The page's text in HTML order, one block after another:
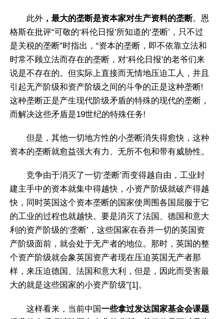
此外 ，最大的垄断是资本家对生产资料的垄断。恩
格斯在批评“可敬的‘科伦日报’所知道的‘垄断’，只不过
是关税的垄断”时指出，“资本的垄断，即不依靠立法和
时常不顾立法而存在的垄断，对‘科伦日报’的老爷们来
说是不存在的。但实际上直接而无情地压迫工人，并且
引起无产阶级和资产阶级之间的斗争的正是这种垄断!
这种垄断正是产生现代阶级矛盾的特殊的现代的垄断，
而解决这些矛盾是19世纪的特殊任务!
但是，其他一切地方性的小垄断消失得愈快，这种
资本的垄断就愈益强大有力、无所不包和带有威胁性。
竞争由于消灭了一切‘垄断’而变得越自由，工业封
建主手中的资本就集中得越快，小资产阶级就破产得越
快，同时英国这个资本垄断的国家使周围各国屈服于它
的工业的过程也就越快。要是消灭了法国、德国和意大
利的资产阶级的‘垄断’，这些国家在吞并一切的英国资
产阶级面前，就会处于无产者的地位。那时，英国的整
个资产阶级就会象英国资产者现在压迫英国无产者那
样，来压迫德国、法国和意大利，但是，因此而受害最
大的就是这些国家的小资产阶级”[1]。
这样看来，当前中国一些拿过发达国家基金会课题